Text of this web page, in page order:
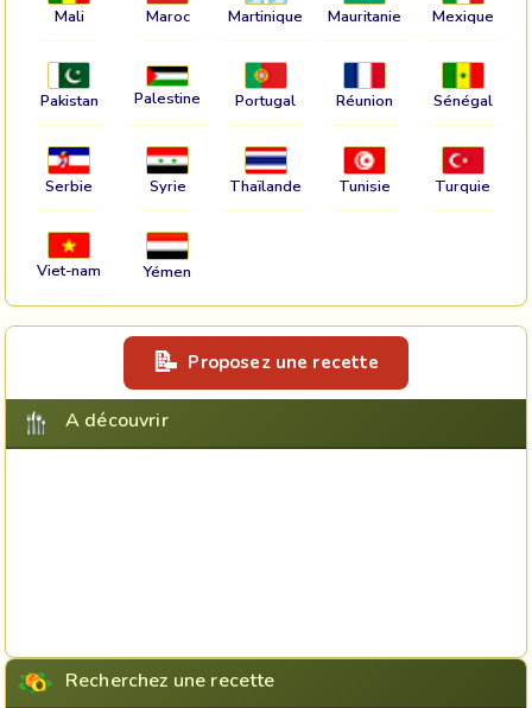
Mali Maroc Martinique Mauritanie Mexique
Pakistan Palestine Portugal Réunion Sénégal
Serbie Syrie Thaïlande Tunisie Turquie
Viet-nam Yémen
Proposez une recette
A découvrir
Recherchez une recette